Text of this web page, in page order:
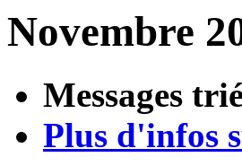
Novembre
Messages
Plus d'infos